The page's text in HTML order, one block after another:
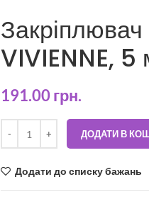
Закріплювач
VIVIENNE, 5
191.00грн.
ДОДАТИ В
Додати до списку бажань